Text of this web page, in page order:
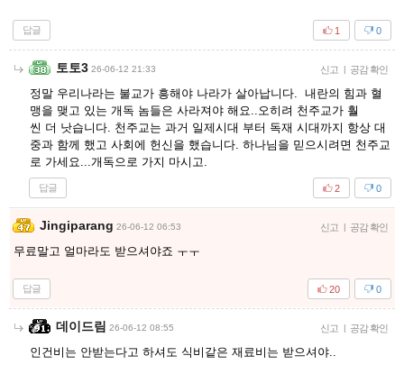
답글 0
1
토토3 26-06-12 21:33 신고 | 공감 확인
정말 우리나라는 불교가 흥해야 나라가 살아납니다. 내란의 힘과 혈
맹을 맺고 있는 개독 놈들은 사라져야 해요..오히려 천주교가 훨
씬 더 낫습니다. 천주교는 과거 일제시대 부터 독재 시대까지 항상 대
중과 함께 했고 사회에 헌신을 했습니다. 하나님을 믿으시려면 천주교
로 가세요...개독으로 가지 마시고.
답글 0
2
Jingiparang 26-06-12 06:53 신고 | 공감 확인
무료말고 얼마라도 받으셔야죠 ㅜㅜ
답글 0
20
데이드림 26-06-12 08:55 신고 | 공감 확인
인건비는 안받는다고 하셔도 식비같은 재료비는 받으셔야..